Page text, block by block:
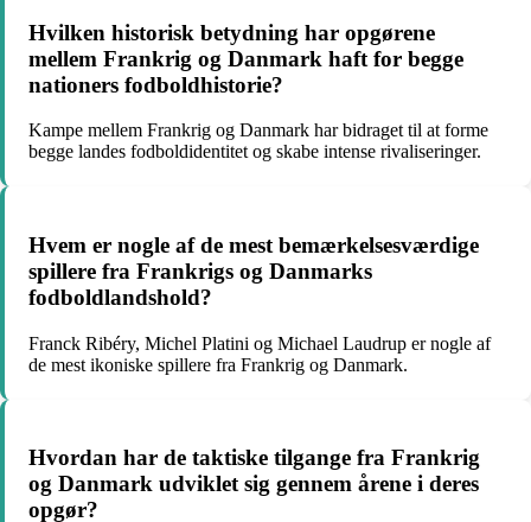
Hvilken historisk betydning har opgørene
mellem Frankrig og Danmark haft for begge
nationers fodboldhistorie?
Kampe mellem Frankrig og Danmark har bidraget til at forme
begge landes fodboldidentitet og skabe intense rivaliseringer.
Hvem er nogle af de mest bemærkelsesværdige
spillere fra Frankrigs og Danmarks
fodboldlandshold?
Franck Ribéry, Michel Platini og Michael Laudrup er nogle af
de mest ikoniske spillere fra Frankrig og Danmark.
Hvordan har de taktiske tilgange fra Frankrig
og Danmark udviklet sig gennem årene i deres
opgør?